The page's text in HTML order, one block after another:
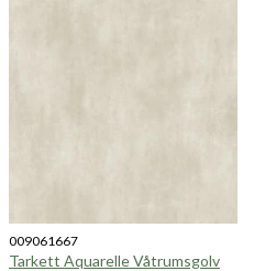
009061667
Tarkett Aquarelle Våtrumsgolv